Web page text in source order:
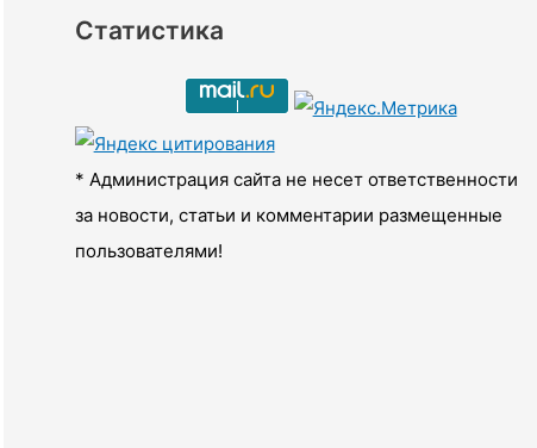
х
ы
Статистика
* Администрация сайта не несет ответственности
за новости, статьи и комментарии размещенные
пользователями!